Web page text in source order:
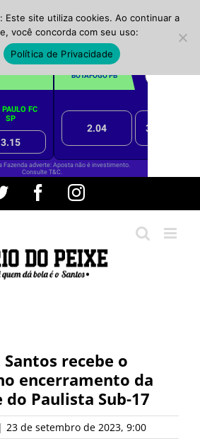
Twitter FacebookInstagram
recebe o
encerramento da
Paulista Sub-17
| 23 de setembro de 2023, 9:00
Este site utiliza cookies. Ao continuar a
você concorda com seu uso:
Política de Privacidade